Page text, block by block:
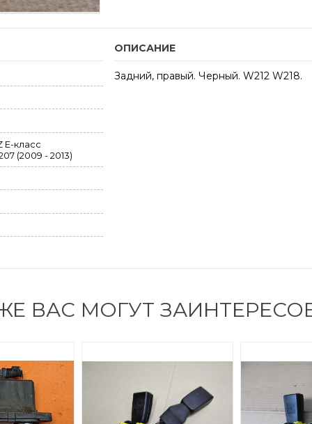
E-класс
(2009 - 2013)
ОПИСАНИЕ
Задний, правый. Черный. W212 W218.
ВАС МОГУТ